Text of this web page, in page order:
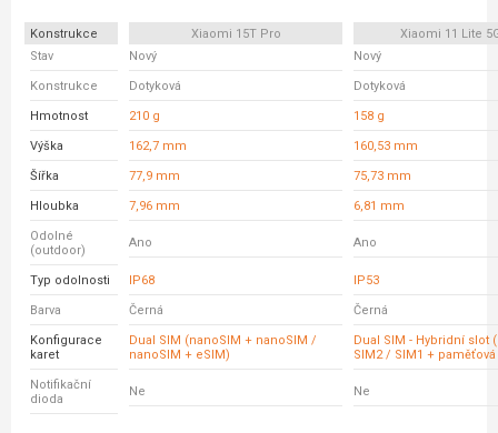
Konstrukce Xiaomi 15T Pro
Xiaomi 11 Lite
Stav
Nový Nový
Konstrukce Dotyková Dotyková
Hmotnost 210 g 158 g
Výška 162,7 mm 160,53 mm
Šířka 77,9 mm 75,73 mm
Hloubka 7,96 mm 6,81 mm
Odolné
(outdoor)
Ano Ano
Typ odolnosti IP68 IP53
Barva Černá Černá
Konfigurace
karet
Dual SIM (nanoSIM + nanoSIM /
nanoSIM + eSIM)
Dual SIM - Hybridní slot
SIM2 / SIM1 + paměťová
Notifikační
dioda
Ne Ne